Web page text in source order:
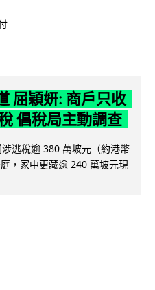
屈穎妍: 商戶只收
倡稅局主動調查
逃稅逾 380 萬坡元（約港幣
，家中更藏逾 240 萬坡元現